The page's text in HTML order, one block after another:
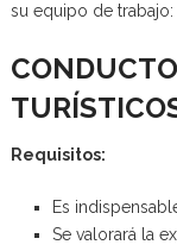
su equipo de trabajo:
Requisitos:
Es
Se valorará la